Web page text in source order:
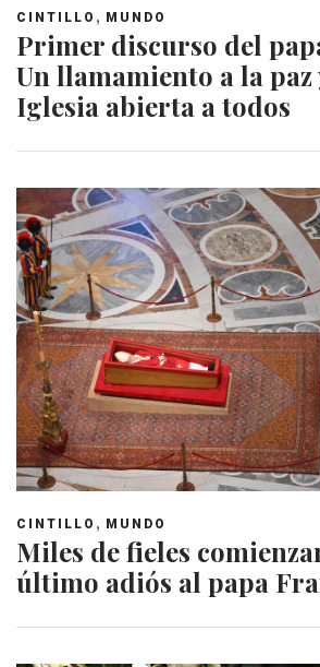
CINTILLO , MUNDO
Primer discurso del
Un llamamiento a la paz
Iglesia abierta a todos
CINTILLO , MUNDO
Miles de fieles
último adiós al papa